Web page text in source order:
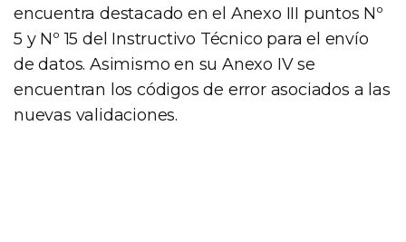
encuentra destacado en el Anexo III puntos Nº
5 y Nº 15 del Instructivo Técnico para el envío
de datos. Asimismo en su Anexo IV se
encuentran los códigos de error asociados a las
nuevas validaciones.